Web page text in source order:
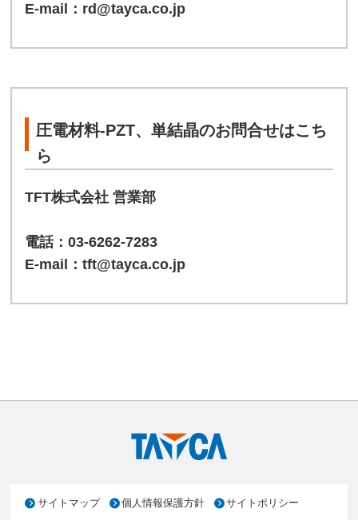
E-mail： rd@tayca.co.jp
圧電材料-PZT、単結晶のお問合せはこち
ら
TFT株式会社 営業部
電話：03-6262-7283
E-mail：tft@tayca.co.jp
サイトマップ 個人情報保護方針 サイトポリシー